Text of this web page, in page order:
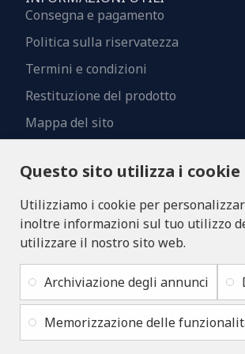
Consegna e pagamento
Politica sulla riservatezza
Termini e condizioni
Restituzione del prodotto
Mappa del sito
Questo sito utilizza i cookie
Utilizziamo i cookie per
inoltre informazioni sul tuo utilizzo
utilizzare il nostro sito web.
Archiviazione degli annunci
Memorizzazione delle